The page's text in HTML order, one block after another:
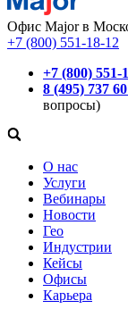
Офис Major в
+7 (800) 551-18-12
+7 (800) 551-
8 (495) 737
вопросы)
О нас
Услуги
Вебинары
Новости
Гео
Индустрии
Кейсы
Офисы
Карьера